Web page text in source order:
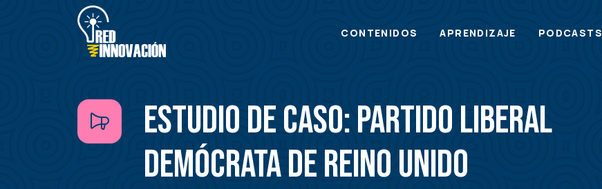
Main
CONTENIDOS APRENDIZAJE PODCASTS
Estudio de caso: Partido Liberal
Demócrata de Reino Unido